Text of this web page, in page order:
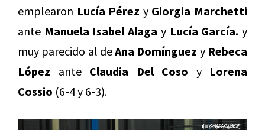
emplearon Lucía Pérez y Giorgia Marchetti
ante Manuela Isabel Alaga y Lucía García. y
muy parecido al deAna Domínguez y Rebeca
López ante Claudia Del Coso y Lorena
Cossio (6-4 y 6-3).